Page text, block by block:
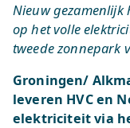
Nieuw
op het volle
tweede zonnepark
Groningen/
leveren HVC en
elektriciteit via